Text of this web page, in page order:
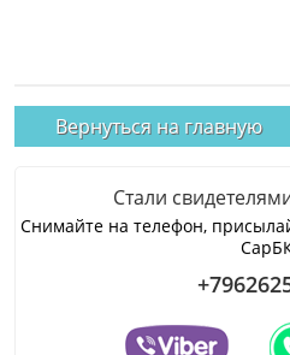
Вернуться на главную
Стали
Снимайте на телефон,